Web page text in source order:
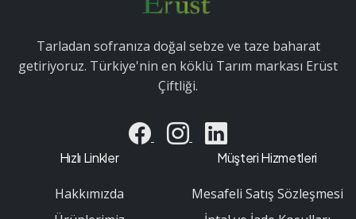
Tarladan sofranıza doğal sebze ve taze baharat
getiriyoruz. Türkiye'nin en köklü Tarım markası Erüst
Çiftliği.
Hızlı Linkler
Hakkımızda
Müşteri Hizmetleri
Mesafeli Satış Sözleşmesi